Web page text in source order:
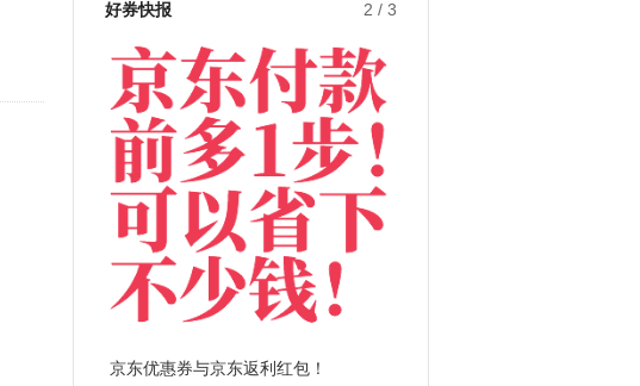
好券快报 3 / 3
拼多多优惠券+拼多多返利